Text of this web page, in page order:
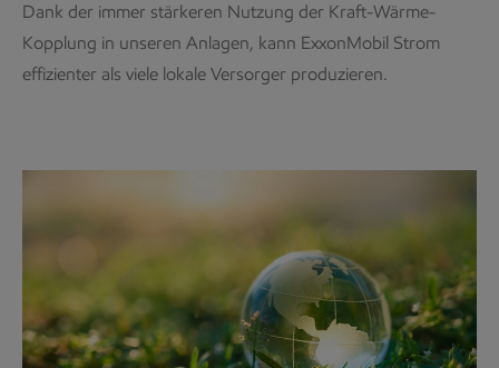
Dank der immer stärkeren Nutzung der Kraft-Wärme-
Kopplung in unseren Anlagen, kann ExxonMobil Strom
effizienter als viele lokale Versorger produzieren.